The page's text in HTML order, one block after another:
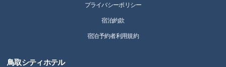
プライバシーポリシー
宿泊約款
宿泊予約者利用規約
鳥取シティホテル